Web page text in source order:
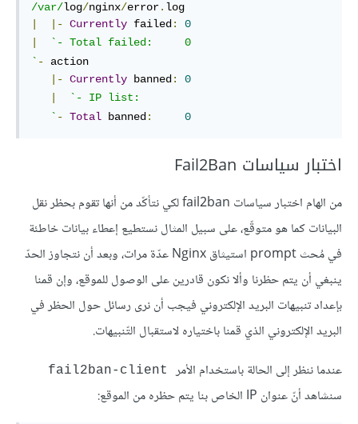
/var/log/nginx/error.
|- Currently failed:
0
`
` - action
|- Currently banned:
0
` - IP list:
` - Total banned: 0
اختبار سياسات Fail2Ban
من الهام اختبار سياسات fail2ban لكي نتأكّد من أنها تقوم بحظر نقل
البيانات كما هو متوقّع، على سبيل المثال نستطيع إعطاء بيانات خاطئة
في مُحث prompt استيثاق Nginx عدّة مرات، وبعد أن نتجاوز الحدّ
ينبغي أن يتم حظرنا وألا نكون قادرين على الوصول للموقع، وإن قمنا
بإعداد تنبيهات البريد الإلكتروني فيجب أن نرى رسائل حول الحظر في
البريد الإلكتروني الذي قمنا باختياره لاستقبال التّنبيهات.
عندما ننظر إلى الحالة باستخدام الأمر
سنشاهد أنّ عنوان IP الخاص بنا يتم حظره من الموقع: